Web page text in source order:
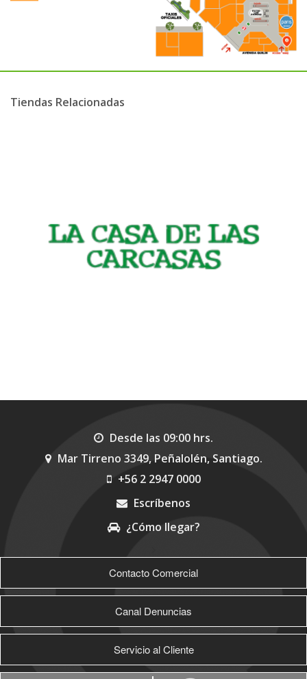
Tiendas Relacionadas
Desde las 09:00 hrs.
Mar Tirreno 3349, Peñalolén, Santiago.
+56 2 2947 0000
Escríbenos
¿Cómo llegar?
Contacto Comercial
Canal Denuncias
Servicio al Cliente